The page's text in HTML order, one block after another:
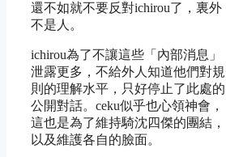
還不如就不要反對ichirou了，裏外
不是人。
ichirou為了不讓這些「內部消息」
泄露更多，不給外人知道他們對規
則的理解水平，只好停止了此處的
公開對話。ceku似乎也心領神會，
這也是為了維持騎沈四傑的團結，
以及維護各自的臉面。